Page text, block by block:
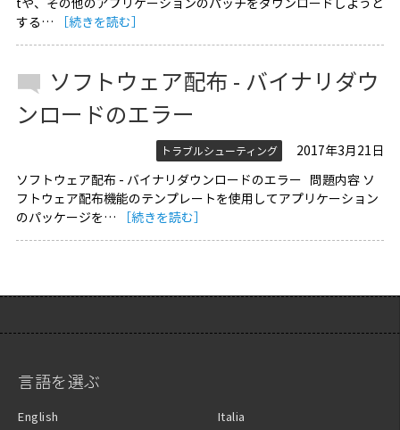
する…
［続きを読む］
ソフトウェア配布 - バイナリダウ
ンロードのエラー
トラブルシューティング
2017年3月21日
ソフトウェア配布 - バイナリダウンロードのエラー 問題内容 ソ
フトウェア配布機能のテンプレートを使用してアプリケーション
のパッケージを…
［続きを読む］
言語を選ぶ
English
Italia